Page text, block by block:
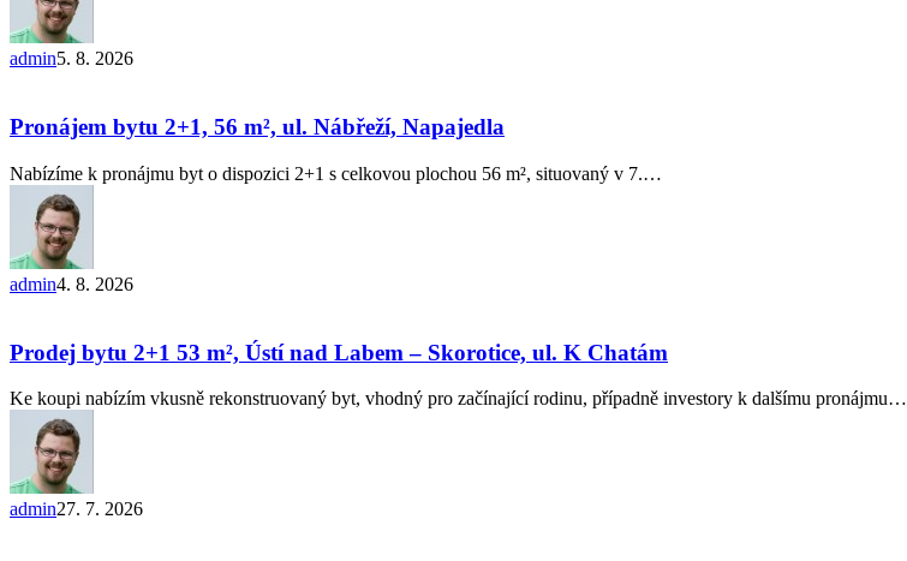
admin5. 8. 2026
2+1,
56
m²,
ul.
Nábřeží,
Napajedla
Pronájem bytu 2+1, 56 m², ul. Nábřeží, Napajedla
Nabízíme k pronájmu byt o dispozici 2+1 s celkovou plochou 56 m², situovaný v 7.…
admin4. 8. 2026
2+1 53
m²,
Ústí
nad
Labem
Skorotice,
ul.
K Chatám
Prodej bytu 2+1 53 m², Ústí nad Labem – Skorotice, ul. K Chatám
Ke koupi nabízím vkusně rekonstruovaný byt, vhodný pro začínající rodinu, případně investory k dalšímu pronájmu…
admin27. 7. 2026